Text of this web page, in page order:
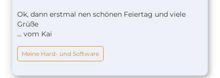
Ok, dann erstmal nen schönen Feiertag und viele
Grüße
... vom Kai
Meine Hard- und Software